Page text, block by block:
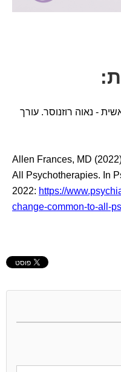
- נאוה רוזנוסר. עורך
Allen Frances, MD
All Psychotherapies. In
2022: https://
change-common-to-all-